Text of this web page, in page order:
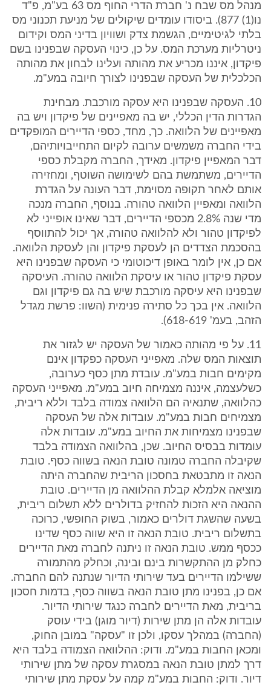
מנהל מס שבח נ' חברת הדרי החוף מס 63 בע"מ, פ"ד
נו(1) 877). ביסודו עומדים שיקולים של מניעת תכנוני מס
בלתי לגיטימיים, הגשמת צדק ושוויון בדיני המס וקידום
ניטרליות מערכת המס. על כן, כינוי העסקה שבפנינו בשם
פיקדון, איננו מכריע את מהותה ועלינו לבחון את מהותה
הכלכלית של העסקה שבפנינו לצורך חיובה במע"מ.
10. העסקה שבפנינו היא עסקה מורכבת. מבחינת
הגדרות הדין הכללי, יש בה מאפיינים של פיקדון ויש בה
מאפיינים של הלוואה. כך, מחד, כספי הדיירים המופקדים
בידי החברה משמשים ערובה לקיום התחייבויותיהם,
דבר המאפיין פיקדון. מאידך, החברה מקבלת כספי
הדיירים, משתמשת בהם לשימושה השוטף, ומחזירה
אותם לאחר תקופה מסוימת, דבר העונה על הגדרת
הלוואה ומאפיין הלוואה טהורה. בנוסף, החברה מנכה
מדי שנה 2.8% מכספי הדיירים, דבר שאינו אופייני לא
לפיקדון טהור ולא להלוואה טהורה, אך יכול להתווסף
בהסכמת הצדדים הן לעסקת פיקדון והן לעסקת הלוואה.
אם כן, אין לומר באופן דיכוטומי כי העסקה שבפנינו היא
עסקת פיקדון טהור או עיסקת הלוואה טהורה. העיסקה
שבפנינו היא עיסקה מורכבת שיש בה גם פיקדון וגם
הלוואה. אין בכך כל סתירה פנימית (השוו: פרשת מגדל
הזהב, בעמ' 618-619).
11. על פי מהותה כאמור של העסקה יש לגזור את
תוצאות המס שלה. מאפייני העסקה כפקדון אינם
מקימים חבות במע"מ. עובדת מתן כסף כערובה,
כשלעצמה, איננה מצמיחה חיוב במע"מ. מאפייני העסקה
כהלוואה, שתנאיה הם הלוואה צמודה בלבד וללא ריבית,
מצמיחים חבות במע"מ. עובדות אלה של העסקה
שבפנינו מצמיחות את החיוב במע"מ. עובדות אלה
עומדות בבסיס החיוב. שכן, בהלוואה הצמודה בלבד
שקיבלה החברה טמונה טובת הנאה בשווה כסף. טובת
הנאה זו מתבטאת בחסכון הריבית שהחברה היתה
מוציאה אלמלא קבלת ההלוואה מן הדיירים. טובת
ההנאה היא הזכות להחזיק בדולרים ללא תשלום ריבית,
בשעה שהשגת דולרים כאמור, בשוק החופשי, כרוכה
בתשלום ריבית. טובת הנאה זו היא שווה כסף שדינו
ככסף ממש. טובת הנאה זו ניתנה לחברה מאת הדיירים
כחלק מן ההתקשרות בינם ובינה, וכחלק מהתמורה
ששילמו הדיירים בעד שירותי הדיור שנתנה להם החברה.
אם כן, בפנינו מתן טובת הנאה בשווה כסף, בדמות חסכון
בריבית, מאת הדיירים לחברה כנגד שירותי הדיור.
עובדות אלה הן מתן שירות (דיור מוגן) בידי עוסק
(החברה) במהלך עסקו, ולכן זו "עסקה" במובן החוק,
ומכאן החבות במע"מ. ודוק: ההלוואה הצמודה בלבד היא
דרך למתן טובת הנאה במסגרת עסקה של מתן שירותי
דיור. ודוק: החבות במע"מ קמה על עסקת מתן שירותי